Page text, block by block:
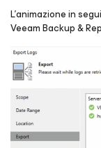
L'animazione in
Veeam Backup &